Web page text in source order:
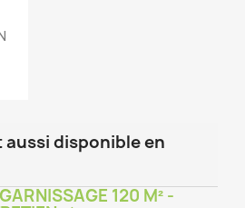
disponible en
120 M² -